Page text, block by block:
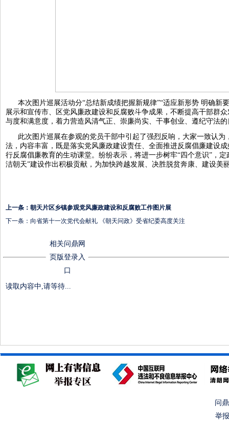
本次图片巡展活动分“总结新成绩把握新规律”“适应新形势 明确新
展示和宣传市、区党风廉政建设和反腐败斗争成果，不断提高干部群
与度和满意度，着力营造风清气正、崇廉尚实、干事创业、遵纪守法
此次图片巡展在参观的党员干部中引起了强烈反响，大家一致认
法，内容丰富，既是落实党风廉政建设责任、全面推进反腐倡廉建设
行反腐倡廉教育的生动课堂。纷纷表示，将进一步树牢“四个意识”，
洁朝天”建设作出积极贡献，为加快跨越发展、决胜脱贫奔康、建设美
上一条： 朝天片区乡镇参观党风廉政建设和反腐败工作图片展
下一条： 向省第十一次党代会献礼 《朝天问政》受省纪委高度关注
相关问鼎网
页版登录入
口
读取内容中,请等待...
问
举